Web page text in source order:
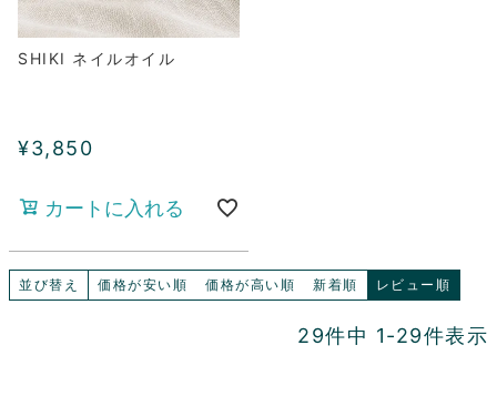
SHIKI ネイルオイル
¥3,850
カートに入れる
並び替え 価格が安い順 価格が高い順 新着順 レビュー順
29件中 1-29件表示